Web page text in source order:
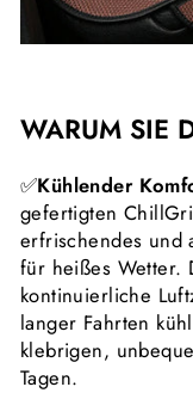
WARUM SIE
✅Kühlender
gefertigten
erfrischendes und
für heißes Wetter.
kontinuierliche
langer Fahrten
klebrigen,
Tagen.